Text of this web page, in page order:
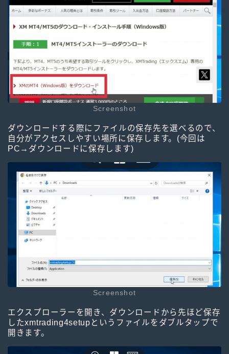
Screenshot
ダウンロードする際にファイルの保存先を選べるので、
自分がアクセスしやすい場所に保存します。(今回は
PC→ダウンロードに保存します)
Screenshot
エクスプローラーを開き、ダウンロードから先ほど保存
したxmtrading4setupというファイルをダブルタップで
開きます。